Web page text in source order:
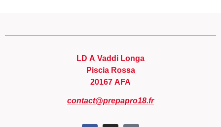
LD A Vaddi Longa
Piscia Rossa
20167 AFA
contact@prepapro18.fr